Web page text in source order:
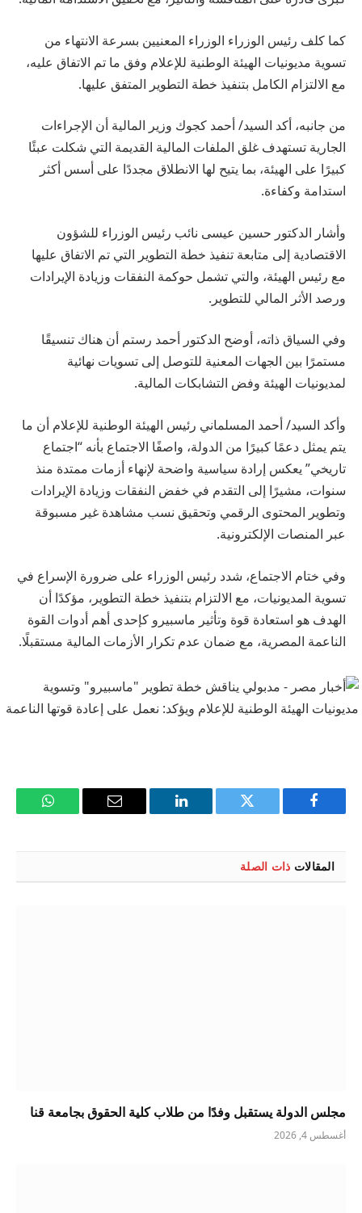
كما كلف رئيس الوزراء الوزراء المعنيين بسرعة الانتهاء من
تسوية مديونيات الهيئة الوطنية للإعلام وفق ما تم الاتفاق عليه،
مع الالتزام الكامل بتنفيذ خطة التطوير المتفق عليها.
من جانبه، أكد السيد/ أحمد كجوك وزير المالية أن الإجراءات
الجارية تستهدف غلق الملفات المالية القديمة التي شكلت عبئًا
كبيرًا على الهيئة، بما يتيح لها الانطلاق مجددًا على أسس أكثر
استدامة وكفاءة.
وأشار الدكتور حسين عيسى نائب رئيس الوزراء للشؤون
الاقتصادية إلى متابعة تنفيذ خطة التطوير التي تم الاتفاق عليها
مع رئيس الهيئة، والتي تشمل حوكمة النفقات وزيادة الإيرادات
ورصد الأثر المالي للتطوير.
وفي السياق ذاته، أوضح الدكتور أحمد رستم أن هناك تنسيقًا
مستمرًا بين الجهات المعنية للتوصل إلى تسويات نهائية
لمديونيات الهيئة وفض التشابكات المالية.
وأكد السيد/ أحمد المسلماني رئيس الهيئة الوطنية للإعلام أن ما
يتم يمثل دعمًا كبيرًا من الدولة، واصفًا الاجتماع بأنه “اجتماع
تاريخي” يعكس إرادة سياسية واضحة لإنهاء أزمات ممتدة منذ
سنوات، مشيرًا إلى التقدم في خفض النفقات وزيادة الإيرادات
وتطوير المحتوى الرقمي وتحقيق نسب مشاهدة غير مسبوقة
عبر المنصات الإلكترونية.
وفي ختام الاجتماع، شدد رئيس الوزراء على ضرورة الإسراع في
تسوية المديونيات، مع الالتزام بتنفيذ خطة التطوير، مؤكدًا أن
الهدف هو استعادة قوة وتأثير ماسبيرو كإحدى أهم أدوات القوة
الناعمة المصرية، مع ضمان عدم تكرار الأزمات المالية مستقبلًا.
فيسبوك تويتر لينكدإن
البريد
واتساب
المقالات ذات الصلة
مجلس الدولة يستقبل وفدًا من طلاب كلية الحقوق بجامعة قنا
أغسطس 4, 2026